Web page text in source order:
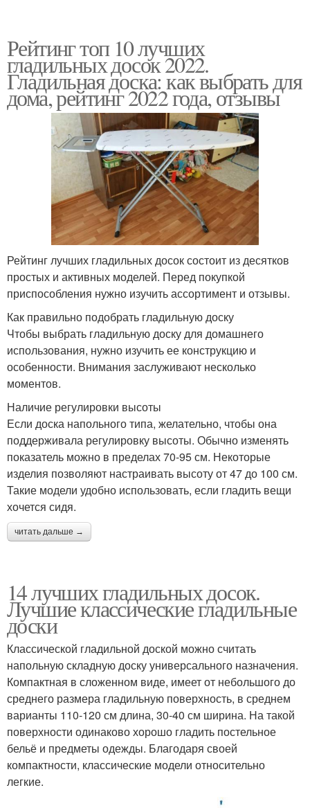
Рейтинг топ 10 лучших
гладильных досок 2022.
Гладильная доска: как выбрать для
дома, рейтинг 2022 года, отзывы
Рейтинг лучших гладильных досок состоит из десятков
простых и активных моделей. Перед покупкой
приспособления нужно изучить ассортимент и отзывы.
Как правильно подобрать гладильную доску
Чтобы выбрать гладильную доску для домашнего
использования, нужно изучить ее конструкцию и
особенности. Внимания заслуживают несколько
моментов.
Наличие регулировки высоты
Если доска напольного типа, желательно, чтобы она
поддерживала регулировку высоты. Обычно изменять
показатель можно в пределах 70-95 см. Некоторые
изделия позволяют настраивать высоту от 47 до 100 см.
Такие модели удобно использовать, если гладить вещи
хочется сидя.
читать дальше →
14 лучших гладильных досок.
Лучшие классические гладильные
доски
Классической гладильной доской можно считать
напольную складную доску универсального назначения.
Компактная в сложенном виде, имеет от небольшого до
среднего размера гладильную поверхность, в среднем
варианты 110-120 см длина, 30-40 см ширина. На такой
поверхности одинаково хорошо гладить постельное
бельё и предметы одежды. Благодаря своей
компактности, классические модели относительно
легкие.